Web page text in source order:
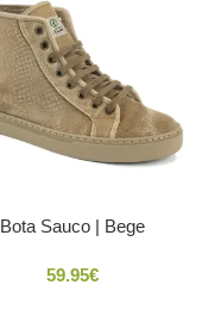
Bota Sauco | Bege
59.95€